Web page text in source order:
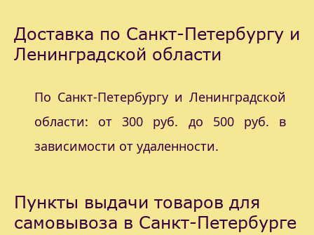
Доставка по Санкт-Петербургу и
Ленинградской области
По Санкт-Петербургу и Ленинградской
области: от 300 руб. до 500 руб. в
зависимости от удаленности.
Пункты выдачи товаров для
самовывоза в Санкт-Петербурге